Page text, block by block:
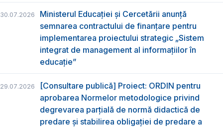
30.07.2026
Ministerul Educației și Cercetării anunță
semnarea contractului de finanțare pentru
implementarea proiectului strategic „Sistem
integrat de management al informațiilor în
educație”
29.07.2026
[Consultare publică] Proiect: ORDIN pentru
aprobarea Normelor metodologice privind
degrevarea parțială de normă didactică de
predare şi stabilirea obligaţiei de predare a